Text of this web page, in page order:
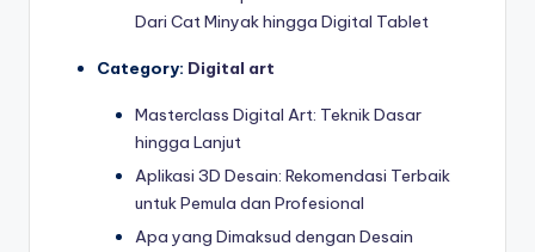
Dari Cat Minyak hingga Digital Tablet
Category: Digital art
Masterclass Digital Art: Teknik Dasar
hingga Lanjut
Aplikasi 3D Desain: Rekomendasi Terbaik
untuk Pemula dan Profesional
Apa yang Dimaksud dengan Desain